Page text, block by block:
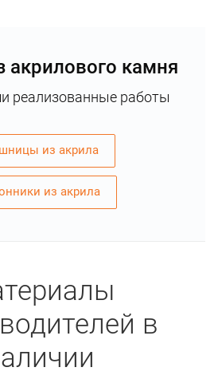
акрилового камня
реализованные работы
из акрила
из акрила
в